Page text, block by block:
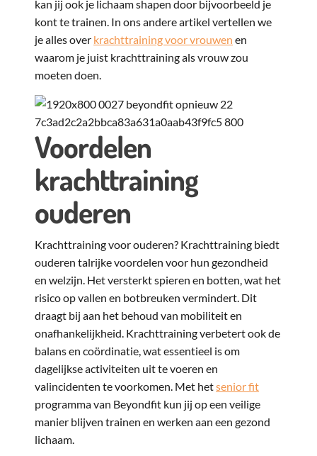
kan jij ook je lichaam shapen door bijvoorbeeld je
kont te trainen. In ons andere artikel vertellen we
je alles over krachttraining voor vrouwen en
waarom je juist krachttraining als vrouw zou
moeten doen.
Voordelen
krachttraining
ouderen
Krachttraining voor ouderen? Krachttraining biedt
ouderen talrijke voordelen voor hun gezondheid
en welzijn. Het versterkt spieren en botten, wat het
risico op vallen en botbreuken vermindert. Dit
draagt bij aan het behoud van mobiliteit en
onafhankelijkheid. Krachttraining verbetert ook de
balans en coördinatie, wat essentieel is om
dagelijkse activiteiten uit te voeren en
valincidenten te voorkomen. Met hetsenior fit
programma van Beyondfit kun jij op een veilige
manier blijven trainen en werken aan een gezond
lichaam.